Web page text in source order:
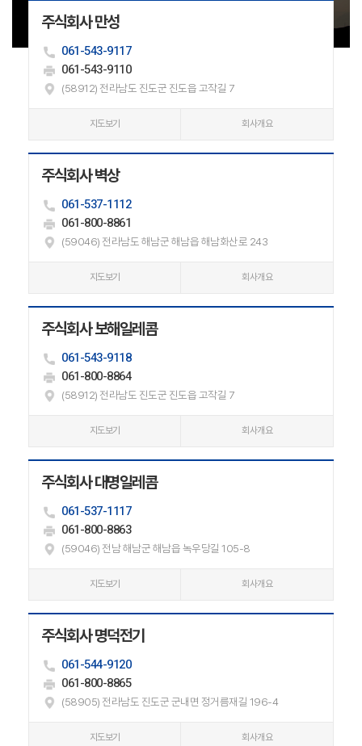
주식회사 만성
061-543-9117
061-543-9110
(58912) 전라남도 진도군 진도읍 고작길 7
지도보기 회사개요
주식회사 벽상
061-537-1112
061-800-8861
(59046) 전라남도 해남군 해남읍 해남화산로 243
지도보기 회사개요
주식회사 보해일레콤
061-543-9118
061-800-8864
(58912) 전라남도 진도군 진도읍 고작길 7
지도보기 회사개요
주식회사 대명일레콤
061-537-1117
061-800-8863
(59046) 전남 해남군 해남읍 녹우당길 105-8
지도보기 회사개요
주식회사 명덕전기
061-544-9120
061-800-8865
(58905) 전라남도 진도군 군내면 정거름재길 196-4
지도보기 회사개요